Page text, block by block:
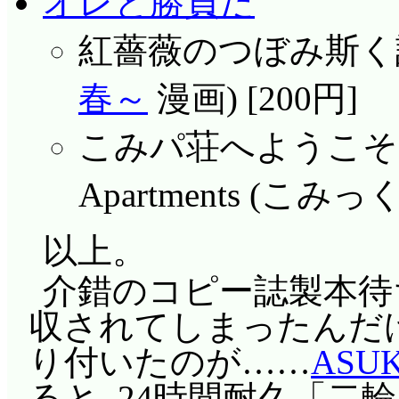
紅薔薇のつぼみ斯
春～ 漫画) [200円]
こみパ荘へようこそ
Apartments (こみっ
以上。
介錯のコピー誌製本
収されてしまったん
り付いたのが……